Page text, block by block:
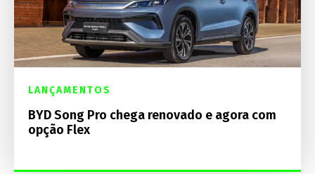
LANÇAMENTOS
BYD Song Pro chega renovado e agora com
opção Flex